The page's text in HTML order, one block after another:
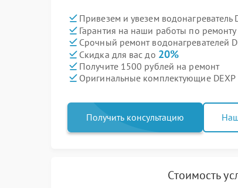
Привезем и увезем водонагреватель
Гарантия на наши работы по
Срочный ремонт водонагревателей
Скидка для вас до 20%
Получите 1500 рублей на ремонт
Оригинальные комплектующие DEXP
Получить консультацию
Стоимость